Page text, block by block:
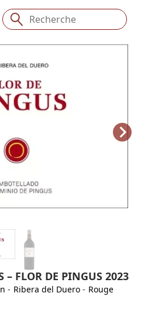
FLOR DE PINGUS 2023
- Ribera del Duero - Rouge